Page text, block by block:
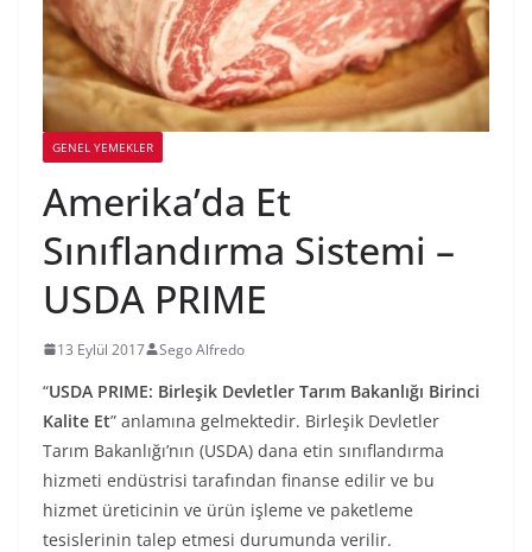
GENEL YEMEKLER
Amerika’da Et
Sınıflandırma Sistemi –
USDA PRIME
13 Eylül 2017 Sego Alfredo
“USDA PRIME: Birleşik Devletler Tarım Bakanlığı Birinci
Kalite Et” anlamına gelmektedir. Birleşik Devletler
Tarım Bakanlığı’nın (USDA) dana etin sınıflandırma
hizmeti endüstrisi tarafından finanse edilir ve bu
hizmet üreticinin ve ürün işleme ve paketleme
tesislerinin talep etmesi durumunda verilir.